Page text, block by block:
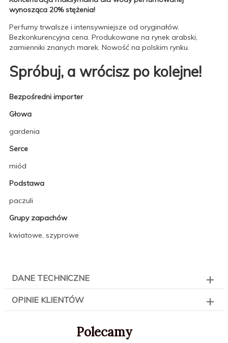
wynosząca 20% stężenia!
Perfumy trwalsze i intensywniejsze od oryginałów.
Bezkonkurencyjna cena. Produkowane na rynek arabski,
zamienniki znanych marek. Nowość na polskim rynku.
Spróbuj, a wrócisz po kolejne!
Bezpośredni importer
Głowa
gardenia
Serce
miód
Podstawa
paczuli
Grupy zapachów
kwiatowe, szyprowe
DANE TECHNICZNE
OPINIE KLIENTÓW
Polecamy